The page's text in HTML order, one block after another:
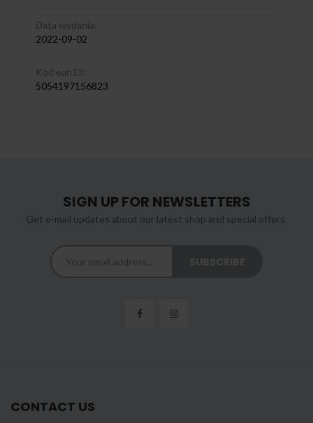
Data wydania:
2022-09-02
Kod ean13:
5054197156823
SIGN UP FOR NEWSLETTERS
Get e-mail updates about our latest shop and special offers.
CONTACT US